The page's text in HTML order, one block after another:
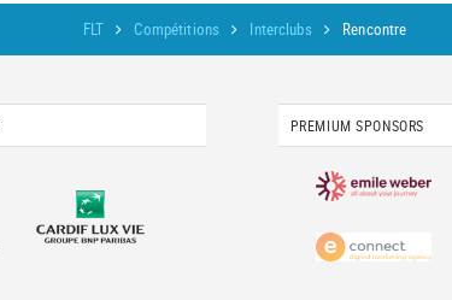
FLT Compétitions Interclubs Rencontre
PREMIUM SPONSORS